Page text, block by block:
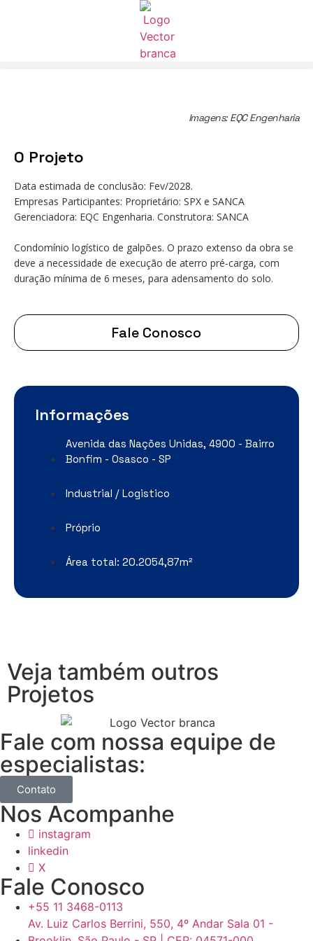
Imagens: EQC Engenharia
O Projeto
Data estimada de conclusão: Fev/2028.
Empresas Participantes: Proprietário: SPX e SANCA
Gerenciadora: EQC Engenharia. Construtora: SANCA
Condomínio logístico de galpões. O prazo extenso da obra se
deve a necessidade de execução de aterro pré-carga, com
duração mínima de 6 meses, para adensamento do solo.
Fale Conosco
Informações
Avenida das Nações Unidas, 4900 - Bairro
Bonfim - Osasco - SP
Industrial / Logistico
Próprio
Área total: 20.2054,87m²
Veja também outros
Projetos
Fale com nossa equipe de
especialistas:
Contato
Nos Acompanhe
instagram
linkedin
X
Fale Conosco
+55 11 3468-0113
Av. Luiz Carlos Berrini, 550, 4º Andar Sala 01 -